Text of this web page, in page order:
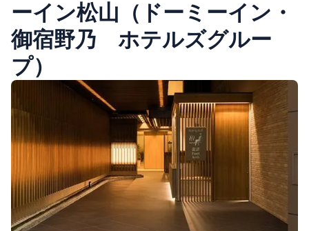
ーイン松山（ドーミーイン・
御宿野乃 ホテルズグルー
プ）